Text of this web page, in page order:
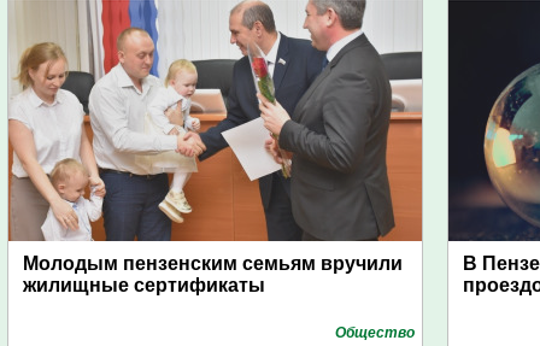
Молодым пензенским семьям вручили
жилищные сертификаты
Общество
В